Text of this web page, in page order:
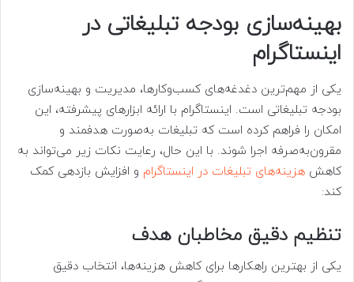
بهینه‌سازی بودجه تبلیغاتی در
اینستاگرام
یکی از مهم‌ترین دغدغه‌های کسب‌وکارها، مدیریت و بهینه‌سازی
بودجه تبلیغاتی است. اینستاگرام با ارائه ابزارهای پیشرفته، این
امکان را فراهم کرده است که تبلیغات به‌صورت هدفمند و
مقرون‌به‌صرفه اجرا شوند. با این حال، رعایت نکات زیر می‌تواند به
کاهش هزینه‌های تبلیغات در اینستاگرام و افزایش بازدهی کمک
کند:
تنظیم دقیق مخاطبان هدف
یکی از بهترین راهکارها برای کاهش هزینه‌ها، انتخاب دقیق